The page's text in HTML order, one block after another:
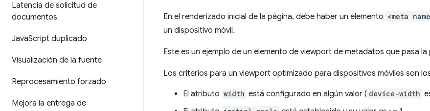
Latencia de solicitud de
documentos
JavaScript duplicado
Visualización de la fuente
Reprocesamiento forzado
Mejora la entrega de
En el renderizado inicial de la página, debe haber un elemento <meta
un dispositivo móvil.
Este es un ejemplo de un elemento de viewport de metadatos que pasa la
Los criterios para un viewport optimizado para dispositivos móviles son
El atributo width está configurado en algún valor ( device-width